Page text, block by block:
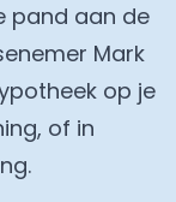
pand aan de
Mark
op je
of in